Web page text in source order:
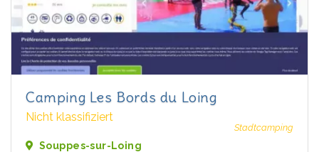
Camping Les Bords du Loing
Nicht klassifiziert
Stadtcamping
Souppes-sur-Loing